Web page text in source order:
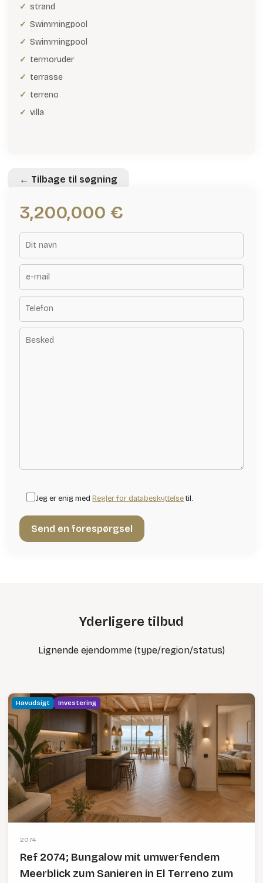
strand
Swimmingpool
Swimmingpool
termoruder
terrasse
terreno
villa
← Tilbage til søgning
3,200,000 €
Jeg er enig medRegler for databeskyttelsetil.
Yderligere tilbud
Lignende ejendomme (type/region/status)
Havudsigt Investering
2074
Ref 2074; Bungalow mit umwerfendem
Meerblick zum Sanieren in El Terreno zum